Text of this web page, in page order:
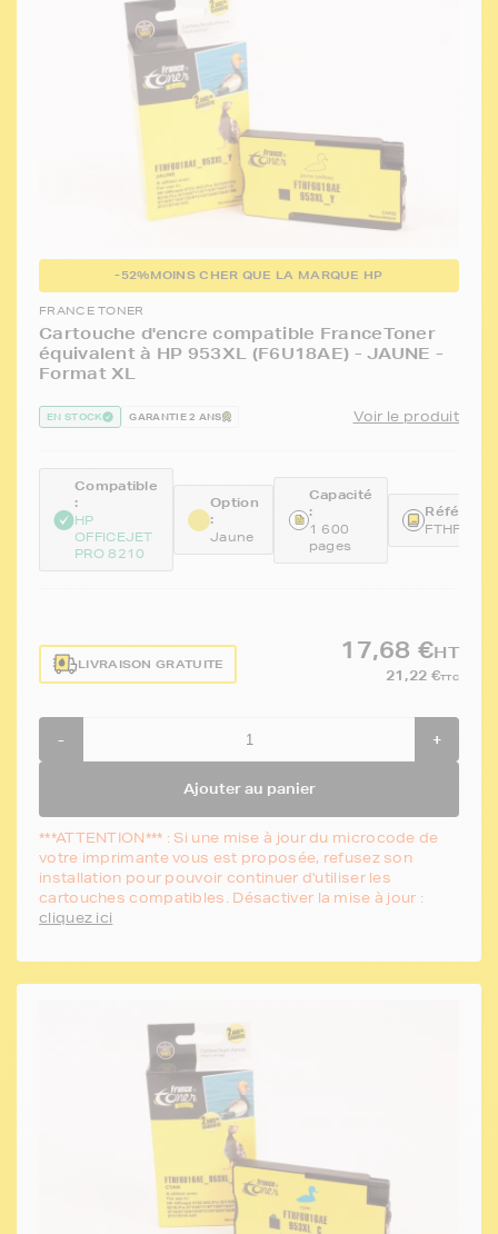
-52%MOINS CHER QUE LA MARQUE HP
FRANCE TONER
Cartouche d'encre compatible FranceToner
équivalent à HP 953XL (F6U18AE) - JAUNE -
Format XL
EN STOCK GARANTIE 2 ANS Voir le produit
Compatible
:
HP
OFFICEJET
PRO 8210
Option
:
Jaune
Capacité
:
1 600
pages
LIVRAISON GRATUITE
17,68 €HT
21,22 €TTC
- +
Ajouter au panier
***ATTENTION*** : Si une mise à jour du microcode de
votre imprimante vous est proposée, refusez son
installation pour pouvoir continuer d'utiliser les
cartouches compatibles. Désactiver la mise à jour :
cliquez ici